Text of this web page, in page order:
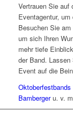
Vertrauen Sie auf
Eventagentur,
Besuchen Sie
um sich Ihren
mehr tiefe
der Band.
Event auf die
Oktoberfestbands
Bambergeru. v.